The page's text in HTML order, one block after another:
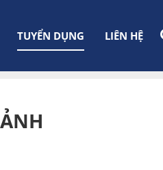
TUYỂN DỤNG LIÊN HỆ